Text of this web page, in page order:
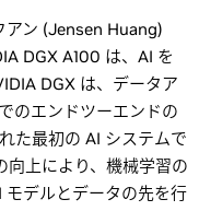
アン (Jensen Huang)
DGX A100 は、AI を
DGX は、データア
のエンドツーエンドの
た最初の AI システムで
向上により、機械学習の
デルとデータの先を行